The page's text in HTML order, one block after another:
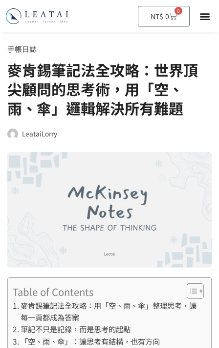
NT$ 0
0
購
物
手帳日誌
麥肯錫筆記法全攻略：世界頂
尖顧問的思考術，用「空、
雨、傘」邏輯解決所有難題
LeataiLorry
Table of Contents
麥肯錫筆記法全攻略：用「空、雨、傘」整理思考，讓
每一頁都成為答案
筆記不只是記錄，而是思考的起點
「空、雨、傘」：讓思考有結構，也有方向